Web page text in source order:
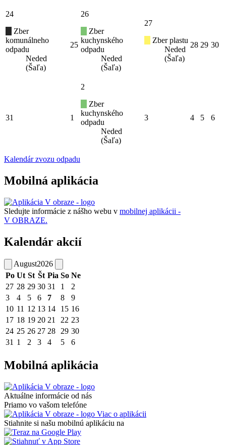
24
Zber
komunálneho
odpadu
Neded
(Šaľa)
25
26
Zber
kuchynského
odpadu
Neded
(Šaľa)
27
Zber plastu
Neded
(Šaľa)
28 29 30
31 1
2
Zber
kuchynského
odpadu
Neded
(Šaľa)
3 4 5 6
Kalendár zvozu odpadu
Mobilná aplikácia
Sledujte informácie z nášho webu v mobilnej aplikácii -
V OBRAZE.
Kalendár akcií
August2026
Po Ut St Št Pia So Ne
27 28 29 30 31 1
2
3
4 5 6 7 8
9
10 11 12 13 14 15 16
17 18 19 20 21 22 23
24 25 26 27 28 29 30
31 1 2 3 4 5 6
Mobilná aplikácia
Aktuálne informácie od nás
Priamo vo vašom telefóne
Viac o aplikácii
Stiahnite si našu mobilnú aplikáciu na